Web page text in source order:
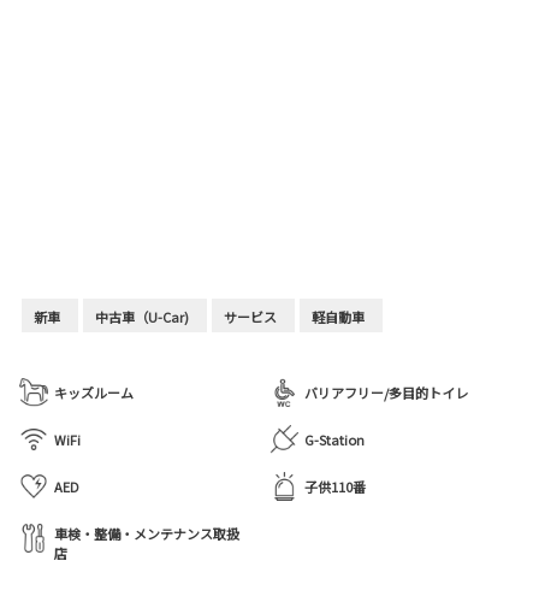
新車 中古車（U-Car) サービス 軽自動車
キッズルーム バリアフリー/多目的トイレ
WiFi G-Station
AED 子供110番
車検・整備・メンテナンス取扱
店